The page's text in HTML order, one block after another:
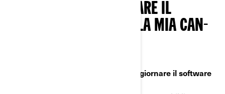
COME POSSO AGGIORNARE IL
DISPLAY DA 10,25” DELLA MIA CAN-
Informazioni importanti prima di aggiornare il software